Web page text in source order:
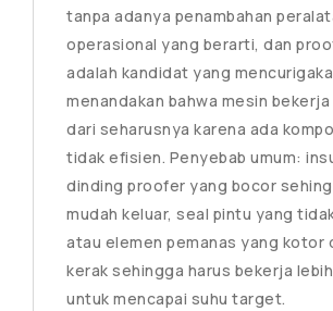
tanpa adanya penambahan
operasional yang berarti, dan
adalah kandidat yang
menandakan bahwa mesin
dari seharusnya karena ada
tidak efisien. Penyebab umum:
dinding proofer yang bocor
mudah keluar, seal pintu yang
atau elemen pemanas yang kotor
kerak sehingga harus bekerja
untuk mencapai suhu target.